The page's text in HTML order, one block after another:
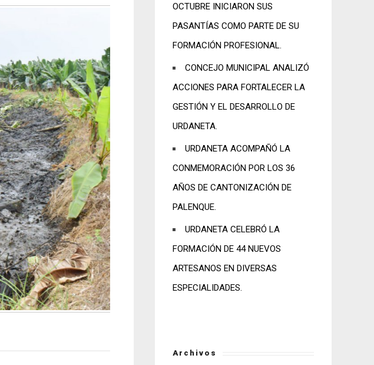
OCTUBRE INICIARON SUS
PASANTÍAS COMO PARTE DE SU
FORMACIÓN PROFESIONAL.
CONCEJO MUNICIPAL ANALIZÓ
ACCIONES PARA FORTALECER LA
GESTIÓN Y EL DESARROLLO DE
URDANETA.
URDANETA ACOMPAÑÓ LA
CONMEMORACIÓN POR LOS 36
AÑOS DE CANTONIZACIÓN DE
PALENQUE.
URDANETA CELEBRÓ LA
FORMACIÓN DE 44 NUEVOS
ARTESANOS EN DIVERSAS
ESPECIALIDADES.
Archivos